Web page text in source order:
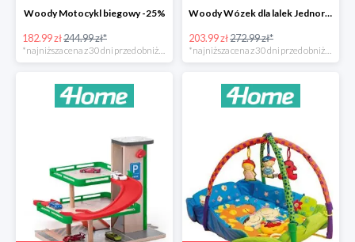
Woody Motocykl biegowy -25%
182.99 zł244.99 zł*
Woody Wózek dla lalek Jednorożec -25%
203.99 zł272.99 zł*